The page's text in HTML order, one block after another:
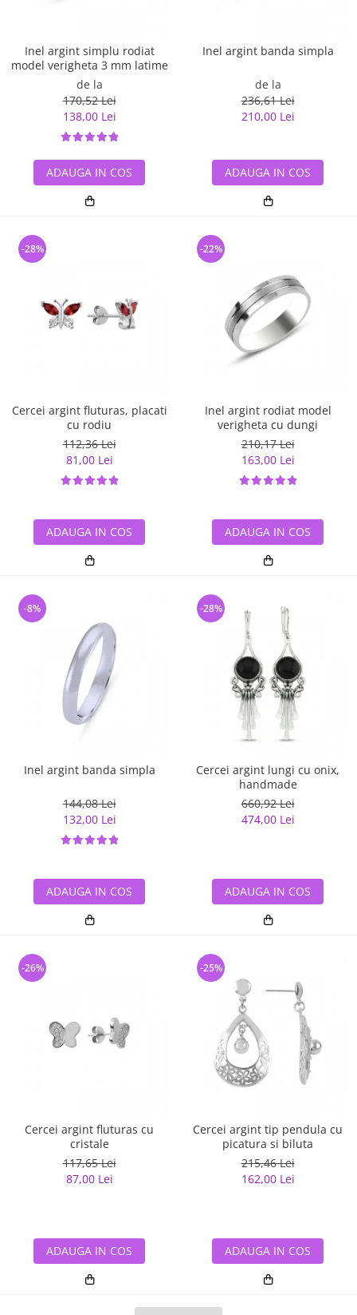
Inel argint simplu rodiat
model verigheta 3 mm latime
de la
170,52 Lei
138,00 Lei
ADAUGA IN COS
Inel argint banda simpla
de la
236,61 Lei
210,00 Lei
ADAUGA IN COS
Cercei argint fluturas, placati
cu rodiu
112,36 Lei
81,00 Lei
-28%
ADAUGA IN COS
Inel argint rodiat model
verigheta cu dungi
210,17 Lei
163,00 Lei
-22%
ADAUGA IN COS
Inel argint banda simpla
144,08 Lei
132,00 Lei
-8%
ADAUGA IN COS
Cercei argint lungi cu onix,
handmade
660,92 Lei
474,00 Lei
-28%
ADAUGA IN COS
Cercei argint fluturas cu
cristale
117,65 Lei
87,00 Lei
-26%
ADAUGA IN COS
Cercei argint tip pendula cu
picatura si biluta
215,46 Lei
162,00 Lei
-25%
ADAUGA IN COS